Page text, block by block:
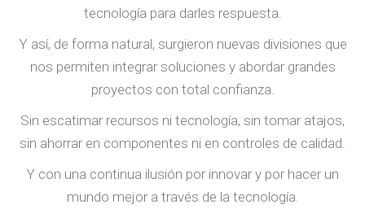
tecnología para darles respuesta.
Y así, de forma natural, surgieron nuevas divisiones que
nos permiten integrar soluciones y abordar grandes
proyectos con total confianza.
Sin escatimar recursos ni tecnología, sin tomar atajos,
sin ahorrar en componentes ni en controles de calidad.
Y con una continua ilusión por innovar y por hacer un
mundo mejor a través de la tecnología.